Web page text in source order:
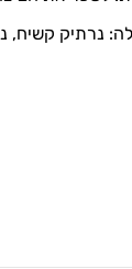
נרתיק קשיח,